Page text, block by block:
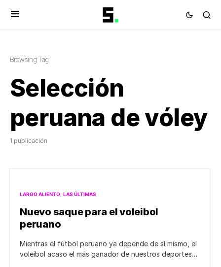
Browsing Tag
Selección
peruana de vóley
1 publicación
LARGO ALIENTO LAS ÚLTIMAS
Nuevo saque para el voleibol
peruano
Mientras el fútbol peruano ya depende de sí mismo, el
voleibol acaso el más ganador de nuestros deportes…